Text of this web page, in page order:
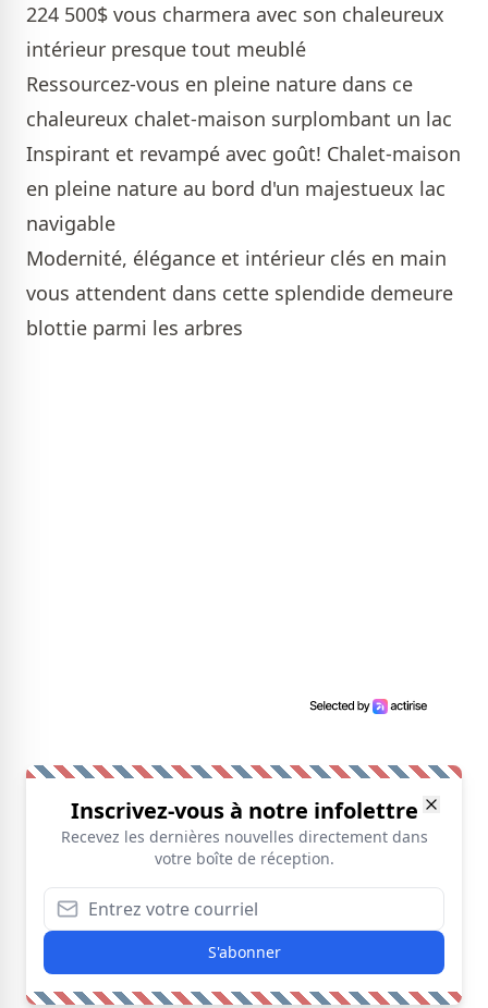
224 500$ vous charmera avec son chaleureux
intérieur presque tout meublé
Ressourcez-vous en pleine nature dans ce
chaleureux chalet-maison surplombant un lac
Inspirant et revampé avec goût! Chalet-maison
en pleine nature au bord d'un majestueux lac
navigable
Modernité, élégance et intérieur clés en main
vous attendent dans cette splendide demeure
blottie parmi les arbres
Inscrivez-vous à notre infolettre
Recevez les dernières nouvelles directement dans
votre boîte de réception.
S'abonner